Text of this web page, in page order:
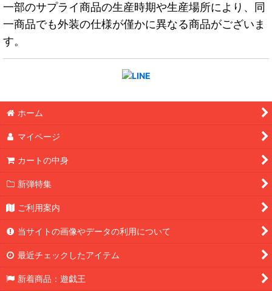
一部のサプライ商品の生産時期や生産場所により、同
一商品でも外装の仕様が僅かに異なる商品がございま
す。
ホーム
マイページ
カートの中身
新弾特集
ご利用案内
当サイトの画像やデータの利用について
最近チェックしたアイテム
新着商品：遊戯王